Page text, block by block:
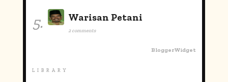
5. Warisan Petani
2 comments
BloggerWidget
LIBRARY